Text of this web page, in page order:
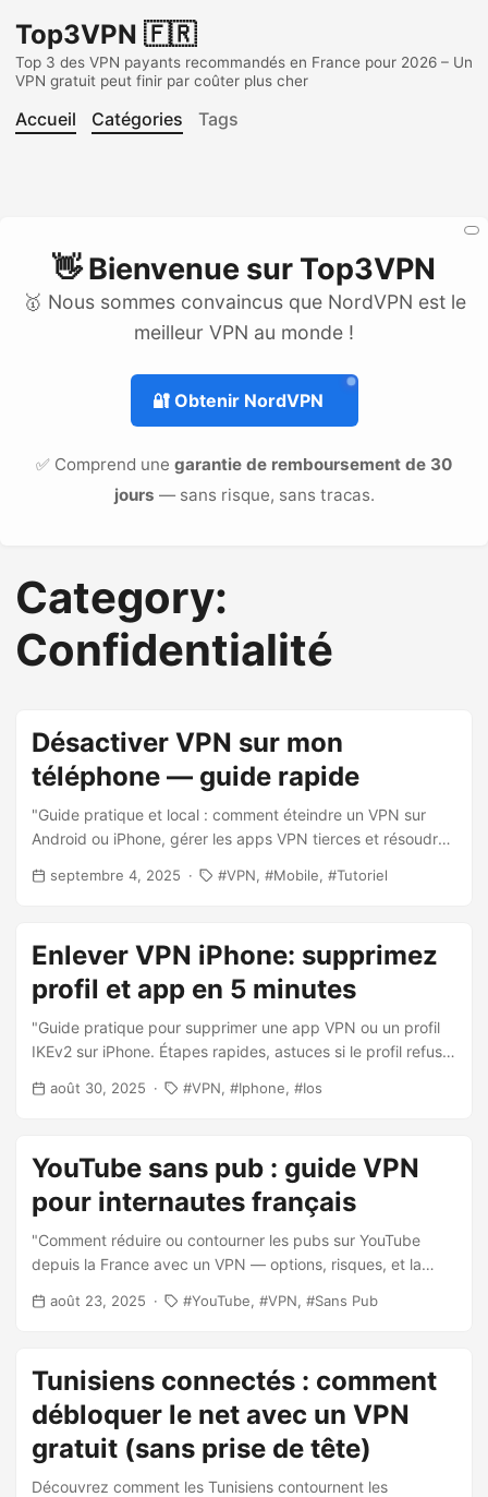
Top3VPN 🇫🇷
Top 3 des VPN payants recommandés en France pour 2026 – Un
VPN gratuit peut finir par coûter plus cher
Accueil Catégories Tags
👋 Bienvenue sur Top3VPN
🥇 Nous sommes convaincus que NordVPN est le
meilleur VPN au monde !
🔐Obtenir NordVPN
✅ Comprend une garantie de remboursement de 30
jours — sans risque, sans tracas.
Category:
Confidentialité
Désactiver VPN sur mon
téléphone — guide rapide
"Guide pratique et local : comment éteindre un VPN sur
Android ou iPhone, gérer les apps VPN tierces et résoudre
septembre 4, 2025 VPN Mobile Tutoriel
Enlever VPN iPhone: supprimez
profil et app en 5 minutes
"Guide pratique pour supprimer une app VPN ou un profil
IKEv2 sur iPhone. Étapes rapides, astuces si le profil refuse
août 30, 2025 VPN Iphone Ios
YouTube sans pub : guide VPN
pour internautes français
"Comment réduire ou contourner les pubs sur YouTube
depuis la France avec un VPN — options, risques, et la
août 23, 2025 YouTube VPN Sans Pub
Tunisiens connectés : comment
débloquer le net avec un VPN
gratuit (sans prise de tête)
Découvrez comment les Tunisiens contournent les